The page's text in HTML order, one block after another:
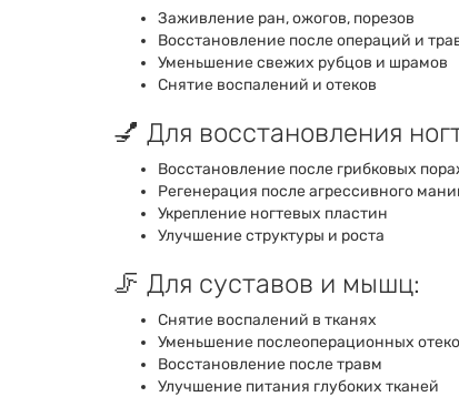
Заживление ран, ожогов, порезов
Восстановление после операций и
Уменьшение свежих рубцов и шрамов
Снятие воспалений и отеков
💅 Для восстановления
Восстановление после грибковых
Регенерация после агрессивного
Укрепление ногтевых пластин
Улучшение структуры и роста
🦵 Для суставов и мышц:
Снятие воспалений в тканях
Уменьшение послеоперационных
Восстановление после травм
Улучшение питания глубоких тканей